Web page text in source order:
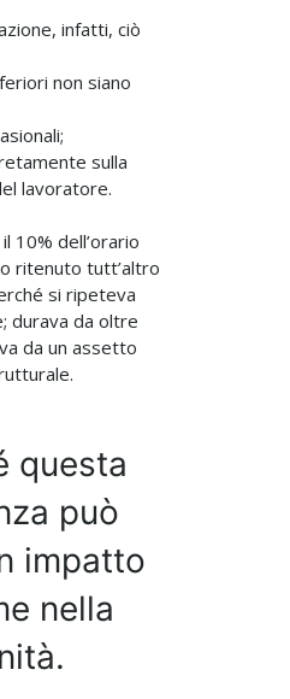
infatti, ciò
non siano
sulla
lavoratore.
10% dell’orario
ritenuto tutt’altro
si ripeteva
durava da oltre
da un assetto
questa
può
impatto
nella